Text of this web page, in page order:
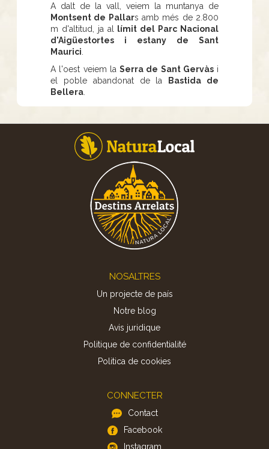
A dalt de la vall, veiem la muntanya de
Montsent de Pallars amb més de 2.800
m d'altitud, ja al
límit del Parc Nacional
d'Aigüestortes i estany de Sant
Maurici
A l'oest veiem la Serra de Sant Gervàsi
el poble abandonat de la
Bastida de
Bellera
NOSALTRES
Un projecte de país
Notre blog
Avis juridique
Politique de confidentialité
Politica de cookies
CONNECTER
Contact
Facebook
Instagram